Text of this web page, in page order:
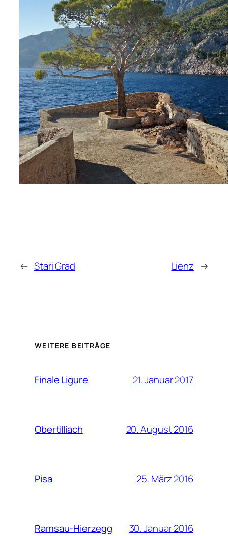
← Stari Grad Lienz →
WEITERE BEITRÄGE
Finale Ligure 21. Januar 2017
Obertilliach 20. August 2016
Pisa 25. März 2016
Ramsau-Hierzegg 30. Januar 2016